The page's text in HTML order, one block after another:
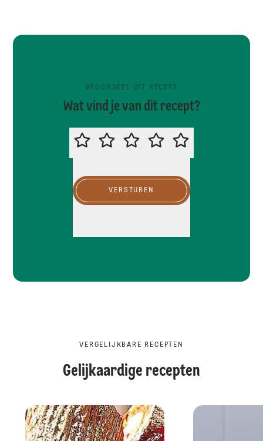
BEOORDEEL DIT RECEPT
Wat vind je van dit recept?
BEOORDEEL DIT RECEPT
VERSTUREN
VERGELIJKBARE RECEPTEN
Gelijkaardige recepten